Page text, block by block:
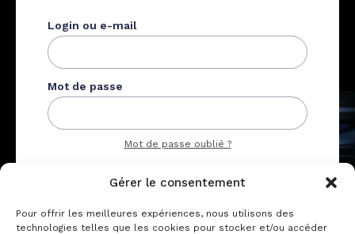
Gérer le consentement
Pour offrir les meilleures expériences, nous utilisons des
technologies telles que les cookies pour stocker et/ou accéder
Login ou e-mail
Mot de passe
Mot de passe oublié ?
ME CONNECTER